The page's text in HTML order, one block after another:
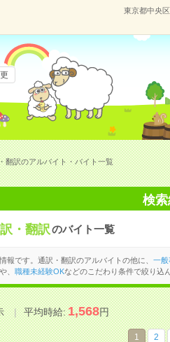
東京都中央
翻訳のアルバイト・バイト一覧
検
・翻訳のバイト一覧
報です。通訳・翻訳のアルバイトの他に、 一般
、 職種未経験OKなどのこだわり条件で絞り込
平均時給:1,568円
1 2